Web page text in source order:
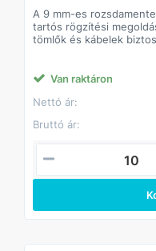
A 9 mm-es
tartós rögzítési
tömlők és kábelek
hosszú élettartamot
Főbb jellemzők
• 9 mm-es szorítósáv –
szorítóerőt biztosít
• W2 rozsdamentes
időjárás- és vegyszerálló
• Csavaros rögzítés –
meghúzás
Van raktáron
Nettó ár:
Bruttó ár: